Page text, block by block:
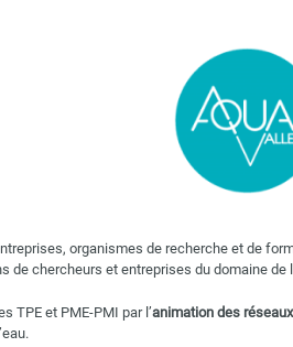
organismes de recherche et de
chercheurs et entreprises du domaine de
TPE et PME-PMI par l’animation des